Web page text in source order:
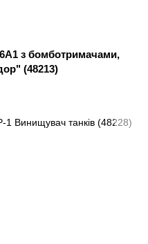
з бомботримачами,
(48213)